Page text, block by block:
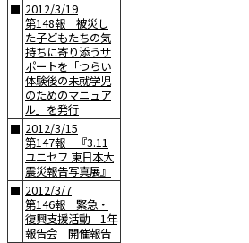
■ 2012/3/19
第148報 被災し
た子どもたちの気
持ちに寄り添うサ
ポートを「つらい
体験後の未就学児
のためのマニュア
ル」を発行
■ 2012/3/15
第147報 『3.11
ユニセフ 東日本大
震災報告写真展』
■ 2012/3/7
第146報 緊急・
復興支援活動 1年
報告会 開催報告